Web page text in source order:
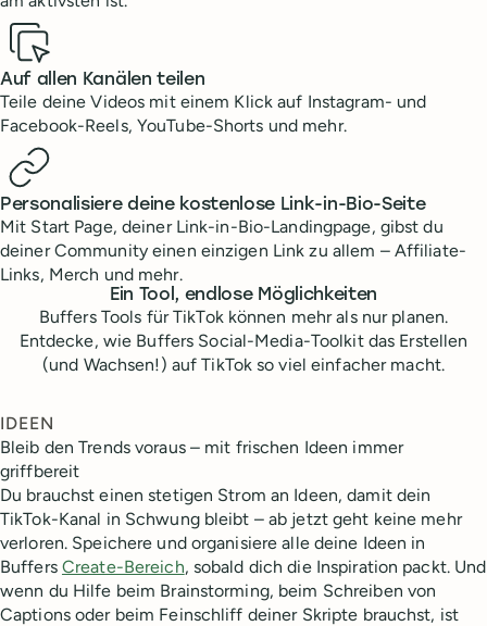
Auf allen Kanälen teilen
Teile deine Videos mit einem Klick auf Instagram- und
Facebook-Reels, YouTube-Shorts und mehr.
Personalisiere deine kostenlose Link-in-Bio-Seite
Mit Start Page, deiner Link-in-Bio-Landingpage, gibst du
deiner Community einen einzigen Link zu allem – Affiliate-
Links, Merch und mehr.
Ein Tool, endlose Möglichkeiten
Buffers Tools für TikTok können mehr als nur planen.
Entdecke, wie Buffers Social-Media-Toolkit das Erstellen
(und Wachsen!) auf TikTok so viel einfacher macht.
IDEEN
Bleib den Trends voraus – mit frischen Ideen immer
griffbereit
Du brauchst einen stetigen Strom an Ideen, damit dein
TikTok-Kanal in Schwung bleibt – ab jetzt geht keine mehr
verloren. Speichere und organisiere alle deine Ideen in
Buffers Create-Bereich, sobald dich die Inspiration packt. Und
wenn du Hilfe beim Brainstorming, beim Schreiben von
Captions oder beim Feinschliff deiner Skripte brauchst, ist